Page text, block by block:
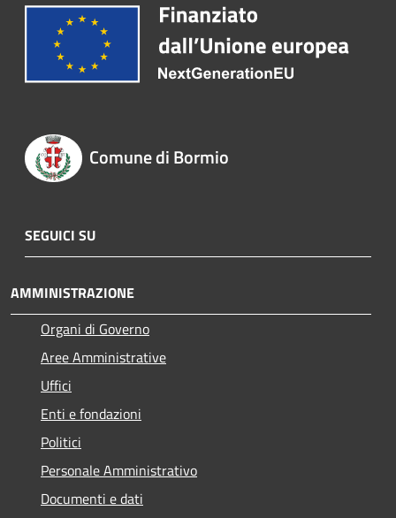
Comune di Bormio
SEGUICI SU
AMMINISTRAZIONE
Organi di Governo
Aree Amministrative
Uffici
Enti e fondazioni
Politici
Personale Amministrativo
Documenti e dati